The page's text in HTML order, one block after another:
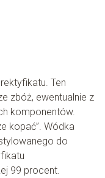
Ten
zbóż, ewentualnie z
komponentów.
kopać”. Wódka
do
99 procent.